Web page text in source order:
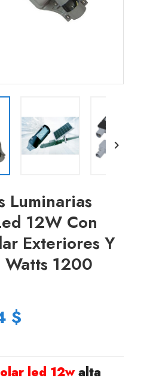

Luminarias
12W Con
Exteriores Y
Watts 1200
$
led 12w alta